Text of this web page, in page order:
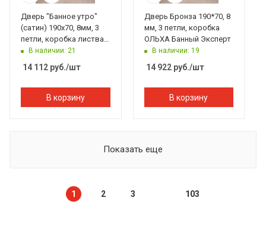
Дверь "Банное утро"
(сатин) 190х70, 8мм, 3
петли, коробка листва,
Банный Эксперт
В наличии: 21
14 112 руб./шт
В корзину
Дверь Бронза 190*70, 8
мм, 3 петли, коробка
ОЛЬХА Банный Эксперт
В наличии: 19
14 922руб./шт
В корзину
Показать еще
1 2 3 103